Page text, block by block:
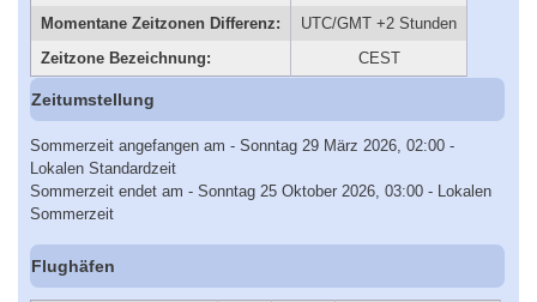
Momentane Zeitzonen Differenz:
UTC/GMT +2 Stunden
Zeitzone Bezeichnung:
CEST
Zeitumstellung
Sommerzeit angefangen am - Sonntag 29 März 2026, 02:00 -
Lokalen Standardzeit
Sommerzeit endet am - Sonntag 25 Oktober 2026, 03:00 - Lokalen
Sommerzeit
Flughäfen